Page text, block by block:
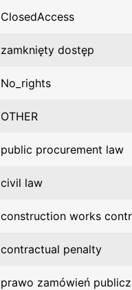
ClosedAccess
zamknięty dostęp
No_rights
OTHER
public procurement law
civil law
construction works
contractual penalty
prawo zamówień